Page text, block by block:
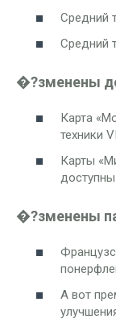
Средний
Средний
�?зменены
Карта
техники
Карты
доступны
�?зменены
А вот